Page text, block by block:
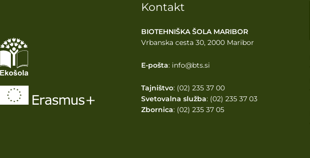
Kontakt
BIOTEHNIŠKA ŠOLA MARIBOR
Vrbanska cesta 30, 2000 Maribor
E-pošta: info@bts.si
Tajništvo: (02) 235 37 00
Svetovalna služba: (02) 235 37 03
Zbornica: (02) 235 37 05